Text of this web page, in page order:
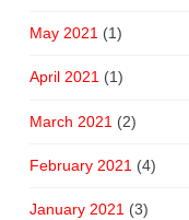
May 2021(1)
April 2021(1)
March 2021 (2)
February 2021 (4)
January 2021 (3)